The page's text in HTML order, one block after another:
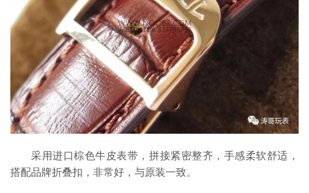
采用进口棕色牛皮表带，拼接紧密整齐，手感柔软舒适，
搭配品牌折叠扣，非常好，与原装一致。